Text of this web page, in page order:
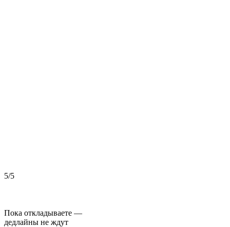
5/5
Пока откладываете —
дедлайны не ждут